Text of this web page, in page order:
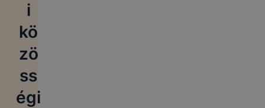
i
kö
zö
ss
égi